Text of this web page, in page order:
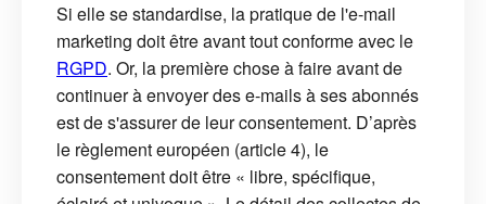
Si elle se standardise, la pratique de l'e-mail
marketing doit être avant tout conforme avec le
RGPD. Or, la première chose à faire avant de
continuer à envoyer des e-mails à ses abonnés
est de s'assurer de leur consentement. D’après
le règlement européen (article 4), le
consentement doit être « libre, spécifique,